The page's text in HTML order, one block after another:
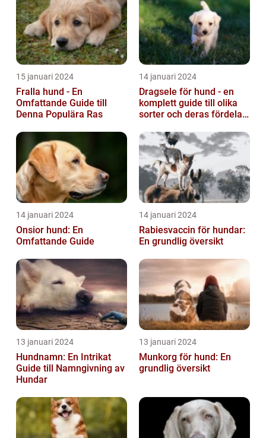
15 januari 2024
Fralla hund - En
Omfattande Guide till
Denna Populära Ras
14 januari 2024
Dragsele för hund - en
komplett guide till olika
sorter och deras fördelar
14 januari 2024
Onsior hund: En
Omfattande Guide
14 januari 2024
Rabiesvaccin för hundar:
En grundlig översikt
13 januari 2024
Hundnamn: En Intrikat
Guide till Namngivning av
Hundar
13 januari 2024
Munkorg för hund: En
grundlig översikt